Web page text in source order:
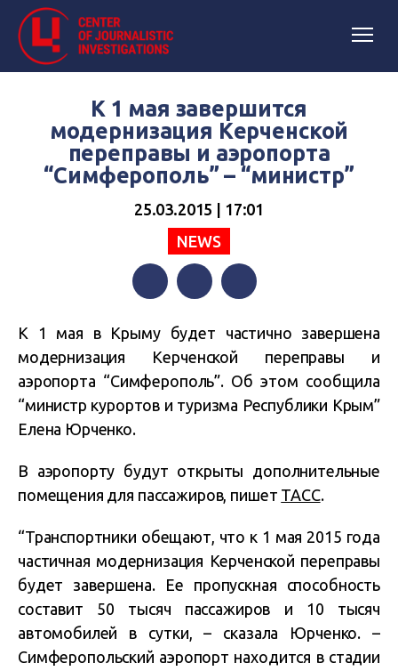
К 1 мая завершится
модернизация Керченской
переправы и аэропорта
“Симферополь” – “министр”
25.03.2015 | 17:01
NEWS
К 1 мая в Крыму будет частично завершена
модернизация Керченской переправы и
аэропорта “Симферополь”. Об этом сообщила
“министр курортов и туризма Республики Крым”
Елена Юрченко.
В аэропорту будут открыты дополнительные
помещения для пассажиров, пишет ТАСС.
“Транспортники обещают, что к 1 мая 2015 года
частичная модернизация Керченской переправы
будет завершена. Ее пропускная способность
составит 50 тысяч пассажиров и 10 тысяч
автомобилей в сутки, – сказала Юрченко. –
Симферопольский аэропорт находится в стадии